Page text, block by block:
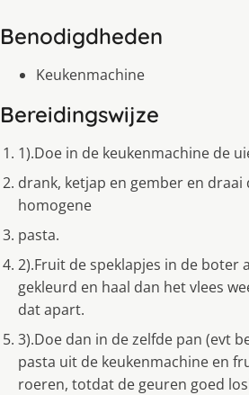
Benodigdheden
Keukenmachine
Bereidingswijze
1).Doe in de keukenmachine de
drank, ketjap en gember en draai
homogene
pasta.
2).Fruit de speklapjes in de boter
gekleurd en haal dan het vlees
dat apart.
3).Doe dan in de zelfde pan (evt
pasta uit de keukenmachine en
roeren, totdat de geuren goed